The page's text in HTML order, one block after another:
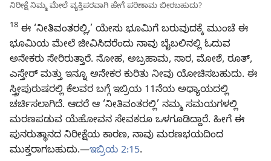
ನಿರೀಕ್ಷೆ ನಿಮ್ಮ ಮೇಲೆ ವ್ಯಕ್ತಿಪರವಾಗಿ ಹೇಗೆ ಪರಿಣಾಮ ಬೀರಬಹುದು?
18 ಈ ‘ನೀತಿವಂತರಲ್ಲಿ,’ ಯೇಸು ಭೂಮಿಗೆ ಬರುವುದಕ್ಕೆ ಮುಂಚೆ ಈ
ಭೂಮಿಯ ಮೇಲೆ ಜೀವಿಸಿದರೆಂದು ನಾವು ಬೈಬಲಿನಲ್ಲಿ ಓದುವ
ಅನೇಕರು ಸೇರಿರುತ್ತಾರೆ. ನೋಹ, ಅಬ್ರಹಾಮ, ಸಾರ, ಮೋಶೆ, ರೂತ್‌,
ಎಸ್ತೇರ್‌ ಮತ್ತು ಇನ್ನೂ ಅನೇಕರ ಕುರಿತು ನೀವು ಯೋಚಿಸಬಹುದು. ಈ
ಸ್ತ್ರೀಪುರುಷರಲ್ಲಿ ಕೆಲವರ ಬಗ್ಗೆ ಇಬ್ರಿಯ 11ನೆಯ ಅಧ್ಯಾಯದಲ್ಲಿ
ಚರ್ಚಿಸಲಾಗಿದೆ. ಆದರೆ ಆ ‘ನೀತಿವಂತರಲ್ಲಿ’ ನಮ್ಮ ಸಮಯಗಳಲ್ಲಿ
ಮರಣಪಡುವ ಯೆಹೋವನ ಸೇವಕರೂ ಒಳಗೂಡಿದ್ದಾರೆ. ಹೀಗೆ ಈ
ಪುನರುತ್ಥಾನದ ನಿರೀಕ್ಷೆಯ ಕಾರಣ, ನಾವು ಮರಣಭಯದಿಂದ
ಮುಕ್ತರಾಗಬಹುದು.—ಇಬ್ರಿಯ 2:15.